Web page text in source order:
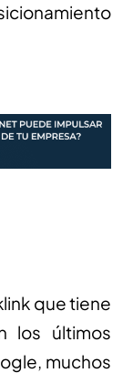
que tiene
los últimos
muchos